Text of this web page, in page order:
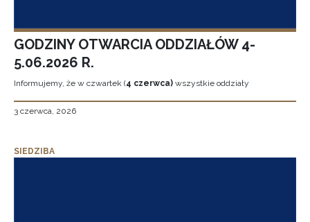
GODZINY OTWARCIA ODDZIAŁÓW 4-
5.06.2026 R.
Informujemy, że w czwartek (4 czerwca) wszystkie oddziały
3 czerwca, 2026
SIEDZIBA